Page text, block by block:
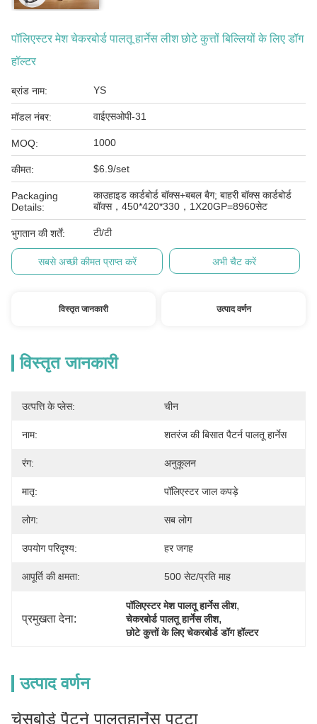
पॉलिएस्टर मेश चेकरबोर्ड पालतू हार्नेस लीश छोटे कुत्तों बिल्लियों के लिए डॉग
हॉल्टर
ब्रांड नाम: YS
मॉडल नंबर: वाईएसओपी-31
MOQ: 1000
कीमत: $6.9/set
Packaging
Details:
काउहाइड कार्डबोर्ड बॉक्स+बबल बैग; बाहरी बॉक्स कार्डबोर्ड
बॉक्स，450*420*330，1X20GP=8960सेट
भुगतान की शर्तें: टी/टी
सबसे अच्छी कीमत प्राप्त करें अभी चैट करें
विस्तृत जानकारी उत्पाद वर्णन
विस्तृत जानकारी
उत्पत्ति के प्लेस: चीन
नाम: शतरंज की बिसात पैटर्न पालतू हार्नेस
रंग: अनुकूलन
मातृ: पॉलिएस्टर जाल कपड़े
लोग: सब लोग
उपयोग परिदृश्य: हर जगह
आपूर्ति की क्षमता: 500 सेट/प्रति माह
प्रमुखता देना:
पॉलिएस्टर मेश पालतू हार्नेस लीश,
चेकरबोर्ड पालतू हार्नेस लीश,
छोटे कुत्तों के लिए चेकरबोर्ड डॉग हॉल्टर
उत्पाद वर्णन
चेसबोर्ड पैटर्न पालतूहार्नेस पट्टा